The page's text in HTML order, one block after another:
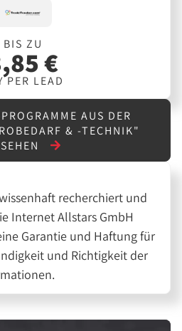
BIS ZU
€
PER LEAD
AUS DER
& -TECHNIK"
recherchiert und
Internet Allstars GmbH
Garantie und Haftung für
und Richtigkeit der